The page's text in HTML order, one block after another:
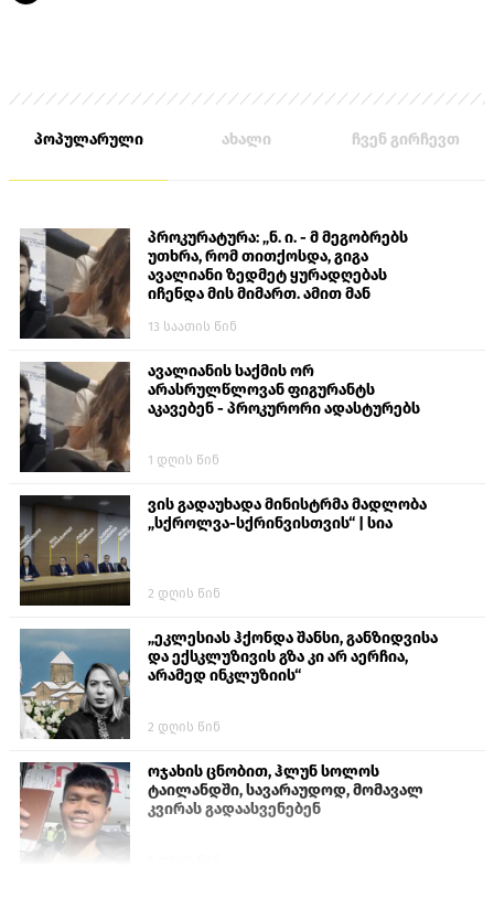
პოპულარული ახალი ჩვენ გირჩევთ
პროკურატურა: „ნ. ი. - მ მეგობრებს
უთხრა, რომ თითქოსდა, გიგა
ავალიანი ზედმეტ ყურადღებას
იჩენდა მის მიმართ. ამით მან
თავს დასხმოდა გიგა ავალიანს“
13 საათის წინ
ავალიანის საქმის ორ
არასრულწლოვან ფიგურანტს
აკავებენ - პროკურორი ადასტურებს
1 დღის წინ
ვის გადაუხადა მინისტრმა მადლობა
„სქროლვა-სქრინვისთვის“ | სია
2 დღის წინ
„ეკლესიას ჰქონდა შანსი, განზიდვისა
და ექსკლუზივის გზა კი არ აერჩია,
არამედ ინკლუზიის“
2 დღის წინ
ოჯახის ცნობით, ჰლუნ სოლოს
ტაილანდში, სავარაუდოდ, მომავალ
კვირას გადაასვენებენ